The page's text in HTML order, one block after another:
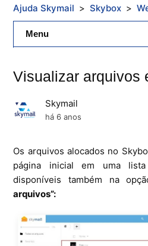
Ajuda Skymail Skybox
Menu
Hospedagem De Sites
Painel De Controle
Backup
Skybox
Citrix XenServer Agent
Visualizar arquivos
Skymail
há 6 anos
Os arquivos alocados no
página inicial em uma
disponíveis também na
arquivos”: